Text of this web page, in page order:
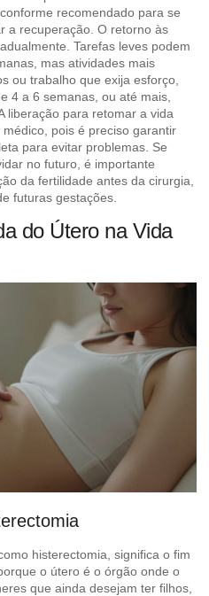
recomendado para se
a recuperação. O retorno às
Tarefas leves podem
mas atividades mais
ou trabalho que exija esforço,
4 a 6 semanas, ou até mais,
liberação para retomar a vida
pois é preciso garantir
para evitar problemas. Se
no futuro, é importante
da fertilidade antes da cirurgia,
futuras gestações.
do Útero na Vida
histerectomia, significa o fim
o útero é o órgão onde o
que ainda desejam ter filhos,